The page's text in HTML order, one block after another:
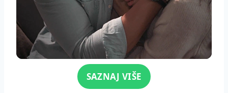
Click for soundSAZNAJ VIŠE